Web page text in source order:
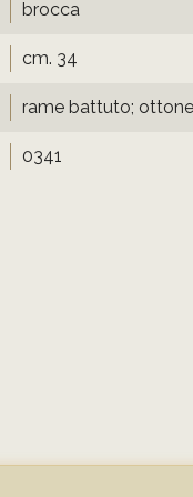
brocca
cm. 34
rame battuto;
0341